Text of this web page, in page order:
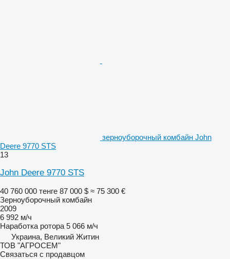
зерноуборочный комбайн John
Deere 9770 STS
13
John Deere 9770 STS
40 760 000 тенге 87 000 $ ≈ 75 300 €
Зерноуборочный комбайн
2009
6 992 м/ч
Наработка ротора 5 066 м/ч
Украина, Великий Житин
ТОВ "АГРОСЕМ"
Связаться с продавцом